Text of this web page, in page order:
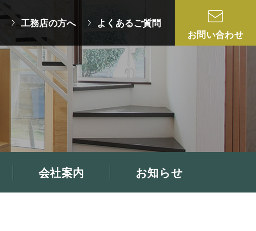
工務店の方へ
よくあるご質問
お問い合わせ
会社案内 お知らせ